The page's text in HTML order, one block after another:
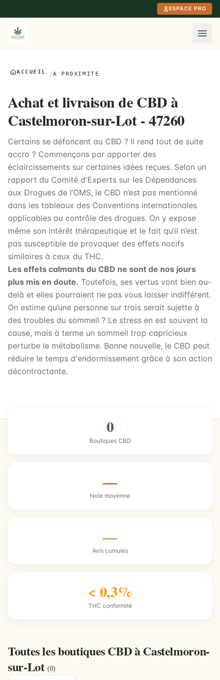
ESPACE PRO
ACCUEIL À PROXIMITÉ
Achat et livraison de CBD à
Castelmoron-sur-Lot - 47260
Certains se défoncent au CBD ? Il rend tout de suite
accro ? Commençons par apporter des
éclaircissements sur certaines idées reçues. Selon un
rapport du Comité d'Experts sur les Dépendances
aux Drogues de l’OMS, le CBD n’est pas mentionné
dans les tableaux des Conventions internationales
applicables au contrôle des drogues. On y expose
même son intérêt thérapeutique et le fait qu’il n’est
pas susceptible de provoquer des effets nocifs
similaires à ceux du THC.
Les effets calmants du CBD ne sont de nos jours
plus mis en doute. Toutefois, ses vertus vont bien au-
delà et elles pourraient ne pas vous laisser indifférent.
On estime qu’une personne sur trois serait sujette à
des troubles du sommeil ? Le stress en est souvent la
cause, mais à terme un sommeil trop capricieux
perturbe le métabolisme. Bonne nouvelle, le CBD peut
réduire le temps d'endormissement grâce à son action
décontractante.
0
Boutiques CBD
—
Note moyenne
—
Avis cumulés
< 0,3%
THC conformité
Toutes les boutiques CBD à Castelmoron-
sur-Lot(0)